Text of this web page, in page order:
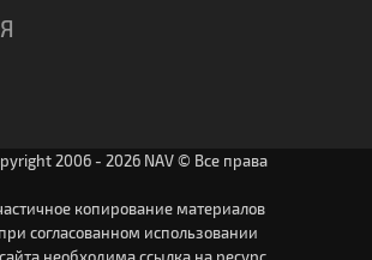
2006 - 2026 NAV © Все права
копирование материалов
согласованном использовании